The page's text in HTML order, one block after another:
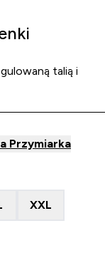
talią i
Przymiarka
XXL